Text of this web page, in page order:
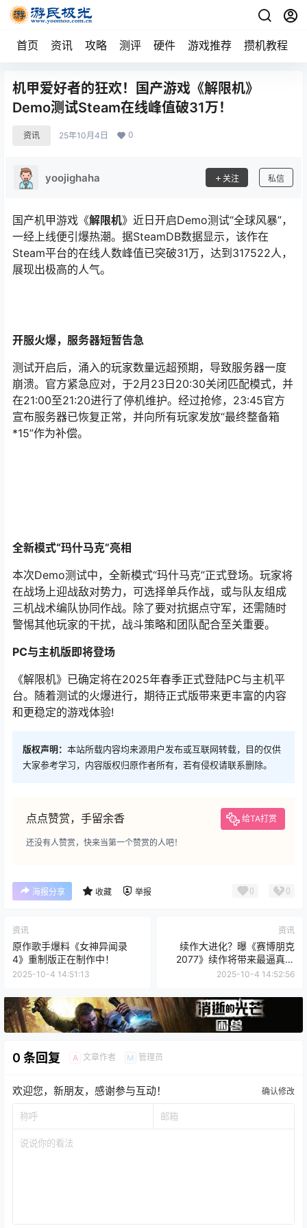
首页 资讯 攻略 测评 硬件 游戏推荐 攒机教程
机甲爱好者的狂欢！国产游戏《解限机》
Demo测试Steam在线峰值破31万！
资讯 25年10月4日 0
yoojighaha 关注 私信
国产机甲游戏《解限机》近日开启Demo测试“全球风暴”，
一经上线便引爆热潮。据SteamDB数据显示，该作在
Steam平台的在线人数峰值已突破31万，达到317522人，
展现出极高的人气。
开服火爆，服务器短暂告急
测试开启后，涌入的玩家数量远超预期，导致服务器一度
崩溃。官方紧急应对，于2月23日20:30关闭匹配模式，并
在21:00至21:20进行了停机维护。经过抢修，23:45官方
宣布服务器已恢复正常，并向所有玩家发放“最终整备箱
*15”作为补偿。
全新模式“玛什马克”亮相
本次Demo测试中，全新模式“玛什马克”正式登场。玩家将
在战场上迎战敌对势力，可选择单兵作战，或与队友组成
三机战术编队协同作战。除了要对抗据点守军，还需随时
警惕其他玩家的干扰，战斗策略和团队配合至关重要。
PC与主机版即将登场
《解限机》已确定将在2025年春季正式登陆PC与主机平
台。随着测试的火爆进行，期待正式版带来更丰富的内容
和更稳定的游戏体验!
版权声明： 本站所载内容均来源用户发布或互联网转载，目的仅供
大家参考学习，内容版权归原作者所有，若有侵权请联系删除。
点点赞赏，手留余香 给TA打赏
还没有人赞赏，快来当第一个赞赏的人吧！
海报分享 收藏 举报 0 0
资讯
原作歌手爆料《女神异闻录
4》重制版正在制作中！
2025-10-4 14:51:13
资讯
续作大进化？曝《赛博朋克
2077》续作将带来最逼真的
NPC人群
2025-10-4 14:52:56
0 条回复 A 文章作者 M 管理员
欢迎您，新朋友，感谢参与互动！ 确认修改